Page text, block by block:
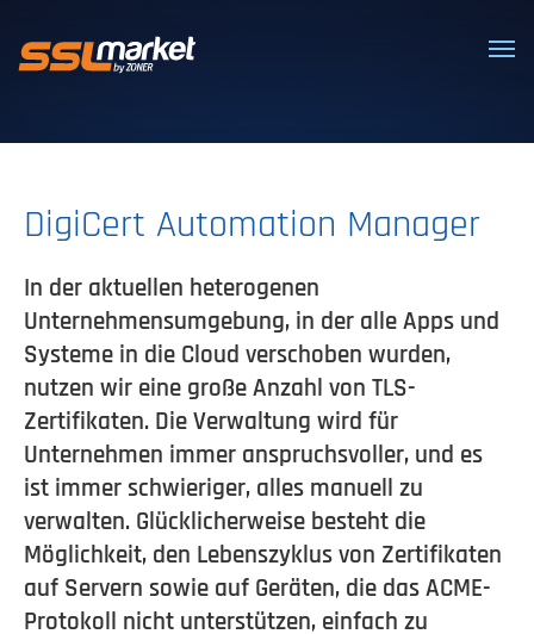
Vertrauenswürdige SSL/TLS-
DigiCert Automation Manager
In der aktuellen heterogenen
Unternehmensumgebung, in der alle Apps und
Systeme in die Cloud verschoben wurden,
nutzen wir eine große Anzahl von TLS-
Zertifikaten. Die Verwaltung wird für
Unternehmen immer anspruchsvoller, und es
ist immer schwieriger, alles manuell zu
verwalten. Glücklicherweise besteht die
Möglichkeit, den Lebenszyklus von Zertifikaten
auf Servern sowie auf Geräten, die das ACME-
Protokoll nicht unterstützen, einfach zu